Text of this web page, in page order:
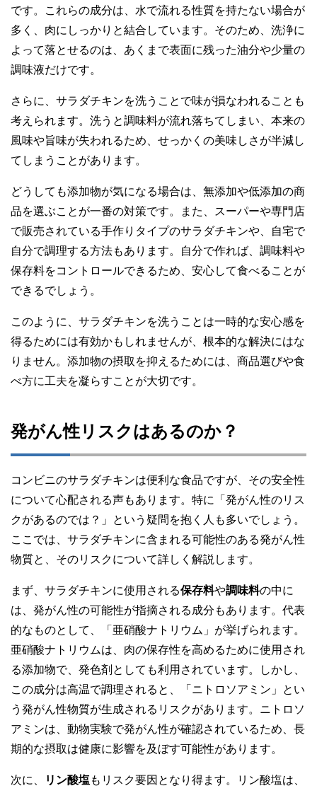
です。これらの成分は、水で流れる性質を持たない場合が
多く、肉にしっかりと結合しています。そのため、洗浄に
よって落とせるのは、あくまで表面に残った油分や少量の
調味液だけです。
さらに、サラダチキンを洗うことで味が損なわれることも
考えられます。洗うと調味料が流れ落ちてしまい、本来の
風味や旨味が失われるため、せっかくの美味しさが半減し
てしまうことがあります。
どうしても添加物が気になる場合は、無添加や低添加の商
品を選ぶことが一番の対策です。また、スーパーや専門店
で販売されている手作りタイプのサラダチキンや、自宅で
自分で調理する方法もあります。自分で作れば、調味料や
保存料をコントロールできるため、安心して食べることが
できるでしょう。
このように、サラダチキンを洗うことは一時的な安心感を
得るためには有効かもしれませんが、根本的な解決にはな
りません。添加物の摂取を抑えるためには、商品選びや食
べ方に工夫を凝らすことが大切です。
発がん性リスクはあるのか？
コンビニのサラダチキンは便利な食品ですが、その安全性
について心配される声もあります。特に「発がん性のリス
クがあるのでは？」という疑問を抱く人も多いでしょう。
ここでは、サラダチキンに含まれる可能性のある発がん性
物質と、そのリスクについて詳しく解説します。
まず、サラダチキンに使用される保存料や調味料の中に
は、発がん性の可能性が指摘される成分もあります。代表
的なものとして、「亜硝酸ナトリウム」が挙げられます。
亜硝酸ナトリウムは、肉の保存性を高めるために使用され
る添加物で、発色剤としても利用されています。しかし、
この成分は高温で調理されると、「ニトロソアミン」とい
う発がん性物質が生成されるリスクがあります。ニトロソ
アミンは、動物実験で発がん性が確認されているため、長
期的な摂取は健康に影響を及ぼす可能性があります。
次に、 リン酸塩 もリスク要因となり得ます。リン酸塩は、